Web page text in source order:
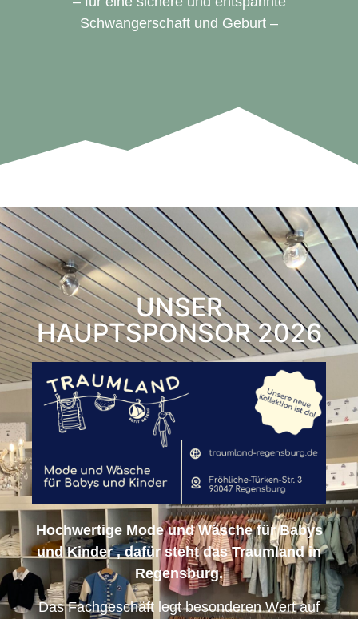
Schwangerschaft und Geburt –
UNSER
HAUPTSPONSOR 2026
Hochwertige Mode und Wäsche für Babys
und Kinder , dafür steht das Traumland in
Regensburg.
Das Fachgeschäft legt besonderen Wert auf